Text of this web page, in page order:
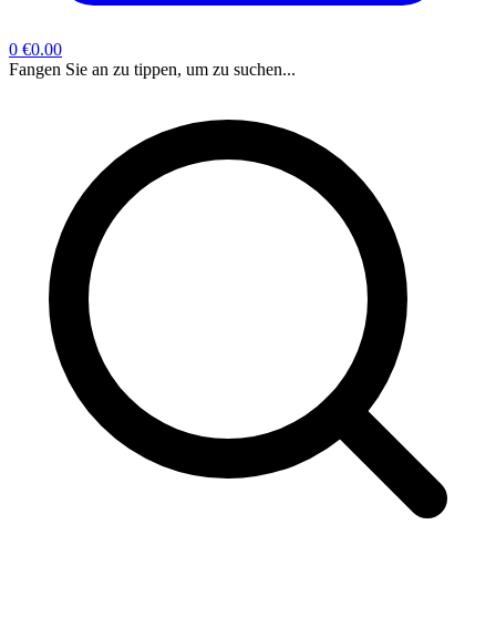
0 €0.00
Fangen Sie an zu tippen, um zu suchen...